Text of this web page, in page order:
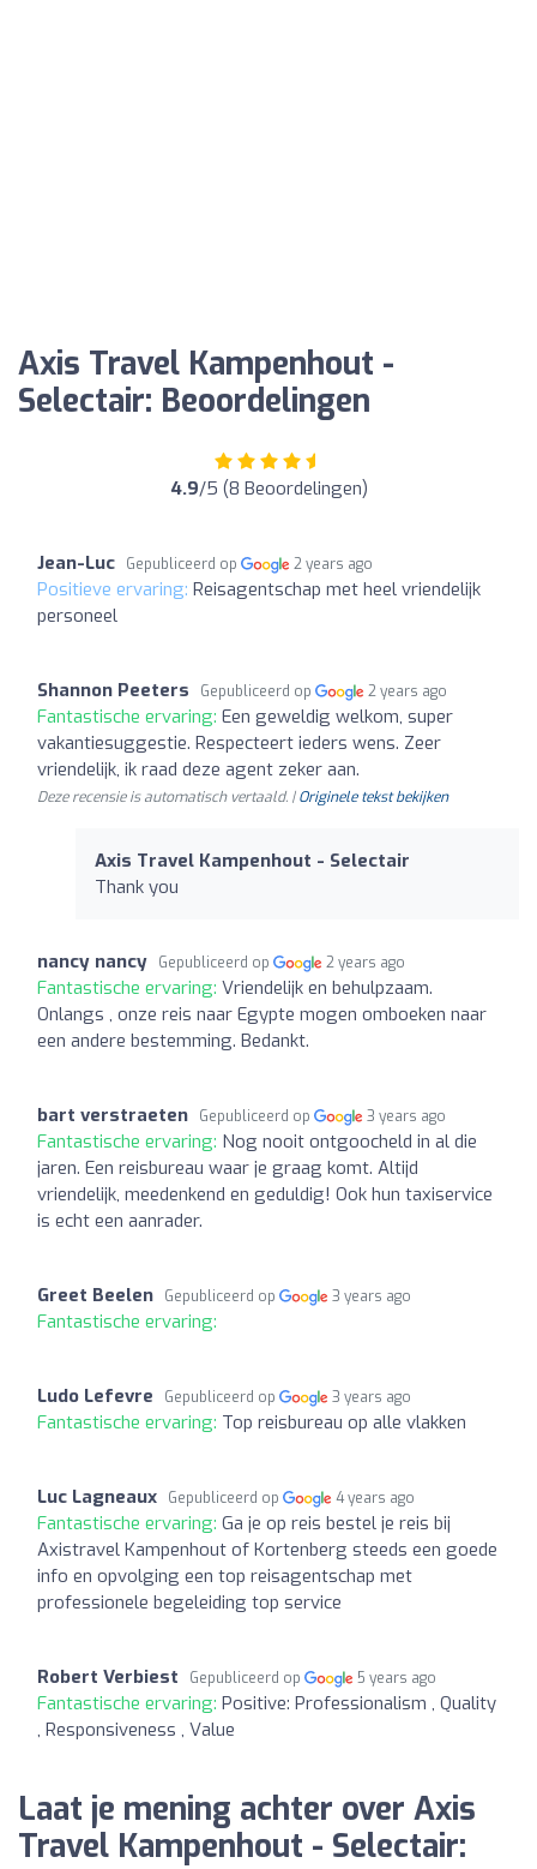
Axis Travel Kampenhout -
Selectair: Beoordelingen
4.9/5 (8 Beoordelingen)
Jean-Luc Gepubliceerd op 2 years ago
Positieve ervaring: Reisagentschap met heel vriendelijk
personeel
Shannon Peeters Gepubliceerd op 2 years ago
Fantastische ervaring: Een geweldig welkom, super
vakantiesuggestie. Respecteert ieders wens. Zeer
vriendelijk, ik raad deze agent zeker aan.
Deze recensie is automatisch vertaald. |Originele tekst bekijken
Axis Travel Kampenhout - Selectair
Thank you
nancy nancy Gepubliceerd op 2 years ago
Fantastische ervaring: Vriendelijk en behulpzaam.
Onlangs , onze reis naar Egypte mogen omboeken naar
een andere bestemming. Bedankt.
bart verstraeten Gepubliceerd op 3 years ago
Fantastische ervaring: Nog nooit ontgoocheld in al die
jaren. Een reisbureau waar je graag komt. Altijd
vriendelijk, meedenkend en geduldig! Ook hun taxiservice
is echt een aanrader.
Greet Beelen Gepubliceerd op 3 years ago
Fantastische ervaring:
Ludo Lefevre Gepubliceerd op 3 years ago
Fantastische ervaring: Top reisbureau op alle vlakken
Luc Lagneaux Gepubliceerd op 4 years ago
Fantastische ervaring: Ga je op reis bestel je reis bij
Axistravel Kampenhout of Kortenberg steeds een goede
info en opvolging een top reisagentschap met
professionele begeleiding top service
Robert Verbiest Gepubliceerd op 5 years ago
Fantastische ervaring: Positive: Professionalism , Quality
, Responsiveness , Value
Laat je mening achter over Axis
Travel Kampenhout - Selectair: